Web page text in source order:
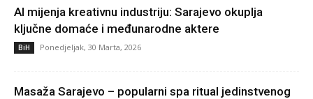
AI mijenja kreativnu industriju: Sarajevo okuplja
ključne domaće i međunarodne aktere
BiH Ponedjeljak, 30 Marta, 2026
Masaža Sarajevo – popularni spa ritual jedinstvenog